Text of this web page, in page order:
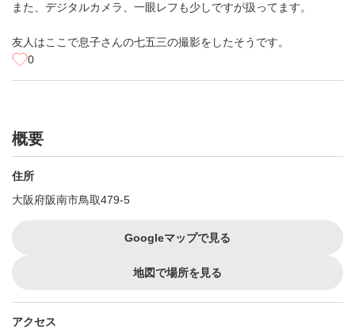
また、デジタルカメラ、一眼レフも少しですが扱ってます。
友人はここで息子さんの七五三の撮影をしたそうです。
0
概要
住所
大阪府阪南市鳥取479-5
Googleマップで見る
地図で場所を見る
アクセス